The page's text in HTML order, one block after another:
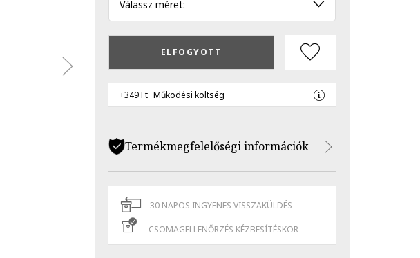
Válassz méret:
ELFOGYOTT
+349 Ft Működési költség
Termékmegfelelőségi információk
30 NAPOS INGYENES VISSZAKÜLDÉS
CSOMAGELLENŐRZÉS KÉZBESÍTÉSKOR